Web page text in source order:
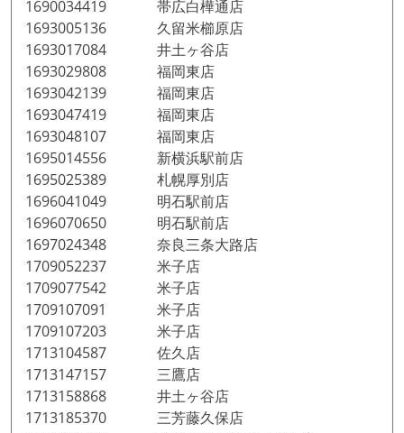
1690034419 帯広白樺通店
1693005136 久留米櫛原店
1693017084 井土ヶ谷店
1693029808 福岡東店
1693042139 福岡東店
1693047419 福岡東店
1693048107 福岡東店
1695014556 新横浜駅前店
1695025389 札幌厚別店
1696041049 明石駅前店
1696070650 明石駅前店
1697024348 奈良三条大路店
1709052237 米子店
1709077542 米子店
1709107091 米子店
1709107203 米子店
1713104587 佐久店
1713147157 三鷹店
1713158868 井土ヶ谷店
1713185370 三芳藤久保店